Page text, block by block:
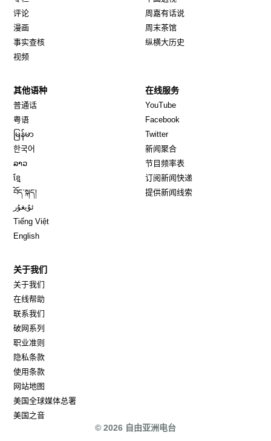
评论
漫画
事实查核
视频
周嘉有话说
周末茶馆
纵横大历史
其他语种
普通话
粤语
မြန်မာ
한국어
ລາວ
ខ្មែ
བོད་སྐད།
ئۇيغۇر
Tiếng Việt
English
在线服务
YouTube
Facebook
TwitterOpens in new window
新闻聚合
节目频率表
订阅新闻快递
提供新闻线索
关于我们
关于我们
在线帮助
联系我们
破网系列
职业准则
隐私条款
使用条款
网站地图
美国全球媒体总署
美国之音
© 2026 自由亚洲电台